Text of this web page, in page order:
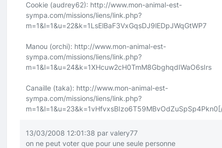
Cookie (audrey62): http://www.mon-animal-est-
sympa.com/missions/liens/link.php?
m=1&l=1&u=22&k=1LsElBaF3VxGqsDJ9lEDpJWqGtWP7
Manou (orchi): http://www.mon-animal-est-
sympa.com/missions/liens/link.php?
m=1&l=1&u=24&k=1XHcuw2cH0TmM8GbghqdIWaO6sIrs
Canaille (taka): http://www.mon-animal-est-
sympa.com/missions/liens/link.php?
m=1&l=1&u=23&k=1vHfvxsBIzo6T59MBvOdZuSpSp4Pkn0
13/03/2008 12:01:38 par valery77
on ne peut voter que pour une seule personne